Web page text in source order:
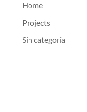
Home
Projects
Sin categoría